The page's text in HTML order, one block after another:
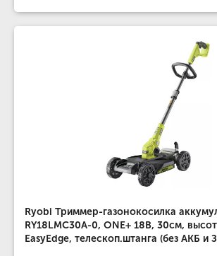
Ryobi Триммер-газонокосилка
RY18LMC30A-0, ONE+ 18В, 30см,
EasyEdge, телескоп.штанга (без АКБ и